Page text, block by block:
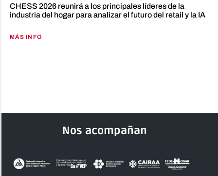
CHESS 2026 reunirá a los principales líderes de la
industria del hogar para analizar el futuro del retail y la IA
MÁS INFO
Nos acompañan